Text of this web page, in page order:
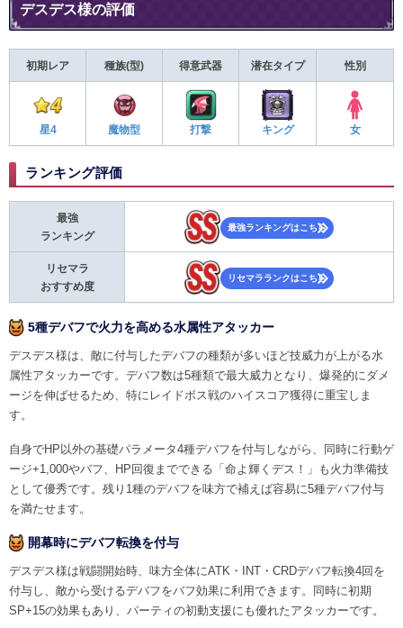
デスデス様の評価
初期レア 種族(型) 得意武器 潜在タイプ 性別
星4 魔物型 打撃 キング 女
ランキング評価
最強
ランキング
最強ランキングはこちら
リセマラ
おすすめ度
リセマラランクはこちら
5種デバフで火力を高める水属性アタッカー
デスデス様は、敵に付与したデバフの種類が多いほど技威力が上がる水
属性アタッカーです。デバフ数は5種類で最大威力となり、爆発的にダメ
ージを伸ばせるため、特にレイドボス戦のハイスコア獲得に重宝しま
す。
自身でHP以外の基礎パラメータ4種デバフを付与しながら、同時に行動ゲ
ージ+1,000やバフ、HP回復までできる「命よ輝くデス！」も火力準備技
として優秀です。残り1種のデバフを味方で補えば容易に5種デバフ付与
を満たせます。
開幕時にデバフ転換を付与
デスデス様は戦闘開始時、味方全体にATK・INT・CRDデバフ転換4回を
付与し、敵から受けるデバフをバフ効果に利用できます。同時に初期
SP+15の効果もあり、パーティの初動支援にも優れたアタッカーです。